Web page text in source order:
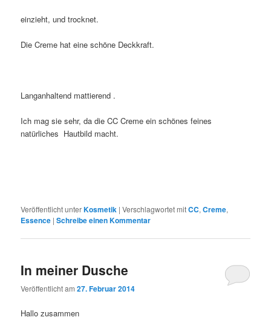
einzieht, und trocknet.
Die Creme hat eine schöne Deckkraft.
Langanhaltend mattierend .
Ich mag sie sehr, da die CC Creme ein schönes feines
natürliches Hautbild macht.
Veröffentlicht unterKosmetik |Verschlagwortet mitCC,Creme,
Essence |Schreibe einen Kommentar
In meiner Dusche
Veröffentlicht am27. Februar 2014
Hallo zusammen